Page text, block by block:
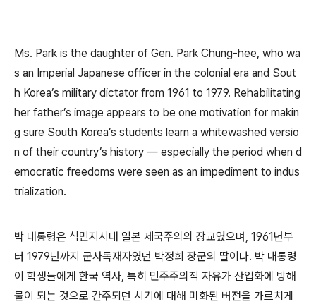
Ms. Park is the daughter of Gen. Park Chung-hee, who wa
s an Imperial Japanese officer in the colonial era and Sout
h Korea’s military dictator from 1961 to 1979. Rehabilitating
her father’s image appears to be one motivation for makin
g sure South Korea’s students learn a whitewashed versio
n of their country’s history — especially the period when d
emocratic freedoms were seen as an impediment to indus
trialization.
박 대통령은 식민지시대 일본 제국주의의 장교였으며, 1961년부
터 1979년까지 군사독재자였던 박정희 장군의 딸이다. 박 대통령
이 학생들에게 한국 역사, 특히 민주주의적 자유가 산업화에 방해
물이 되는 것으로 간주되던 시기에 대해 미화된 버전을 가르치게